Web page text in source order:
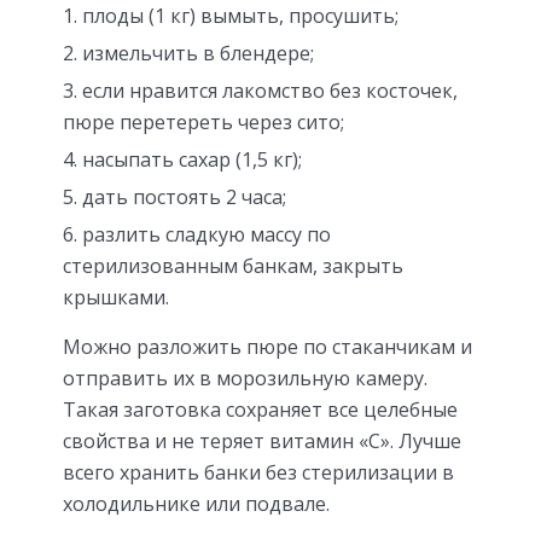
плоды (1 кг) вымыть, просушить;
измельчить в блендере;
если нравится лакомство без косточек,
пюре перетереть через сито;
насыпать сахар (1,5 кг);
дать постоять 2 часа;
разлить сладкую массу по
стерилизованным банкам, закрыть
крышками.
Можно разложить пюре по стаканчикам и
отправить их в морозильную камеру.
Такая заготовка сохраняет все целебные
свойства и не теряет витамин «С». Лучше
всего хранить банки без стерилизации в
холодильнике или подвале.